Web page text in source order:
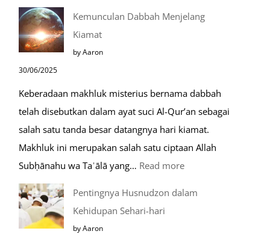
Saat
Mustajab
Kemunculan Dabbah Menjelang
Kiamat
by Aaron
30/06/2025
Keberadaan makhluk misterius bernama dabbah
telah disebutkan dalam ayat suci Al-Qur’an sebagai
salah satu tanda besar datangnya hari kiamat.
Makhluk ini merupakan salah satu ciptaan Allah
Subḥānahu wa Taʿālā yang… Read more:
Pentingnya Husnudzon dalam
Kehidupan Sehari-hari
by Aaron